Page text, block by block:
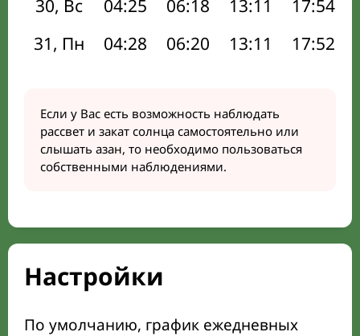
30, Вс
04:25 06:18 13:11 17:54
31, Пн
04:28 06:20 13:11 17:52
Если у Вас есть возможность наблюдать
рассвет и закат солнца самостоятельно или
слышать азан, то необходимо пользоваться
собственными наблюдениями.
Настройки
По умолчанию, график ежедневных